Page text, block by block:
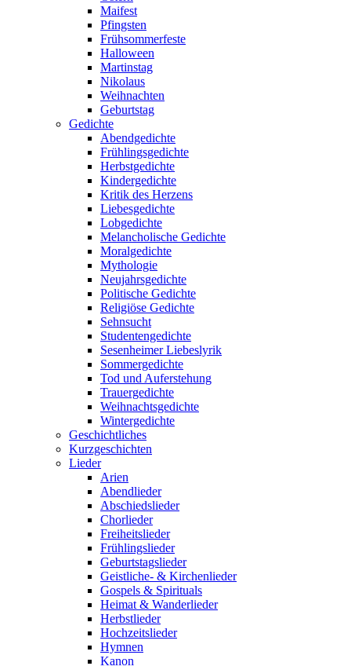
Maifest
Pfingsten
Frühsommerfeste
Halloween
Martinstag
Nikolaus
Weihnachten
Geburtstag
Gedichte
Abendgedichte
Frühlingsgedichte
Herbstgedichte
Kindergedichte
Kritik des Herzens
Liebesgedichte
Lobgedichte
Melancholische Gedichte
Moralgedichte
Mythologie
Neujahrsgedichte
Politische Gedichte
Religiöse Gedichte
Sehnsucht
Studentengedichte
Sesenheimer Liebeslyrik
Sommergedichte
Tod und Auferstehung
Trauergedichte
Weihnachtsgedichte
Wintergedichte
Geschichtliches
Kurzgeschichten
Lieder
Arien
Abendlieder
Abschiedslieder
Chorlieder
Freiheitslieder
Frühlingslieder
Geburtstagslieder
Geistliche- & Kirchenlieder
Gospels & Spirituals
Heimat & Wanderlieder
Herbstlieder
Hochzeitslieder
Hymnen
Kanon